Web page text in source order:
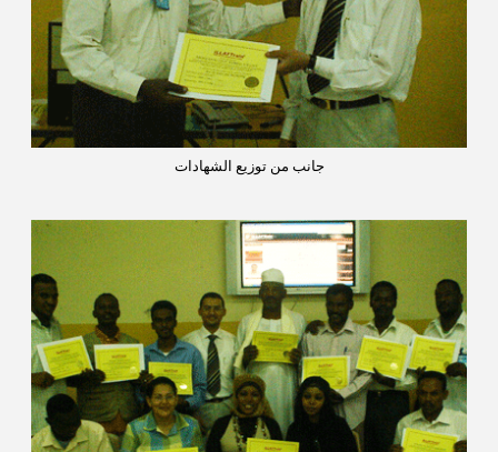
جانب من توزيع الشهادات